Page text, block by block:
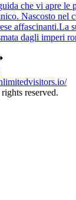
che vi apre le
Nascosto nel
affascinanti.La
dagli imperi
reserved.